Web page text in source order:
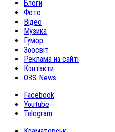
Блоги
Фото
Відео
Музика
Гумор
Зоосвіт
Реклама на сайті
Контакти
OBS News
Facebook
Youtube
Telegram